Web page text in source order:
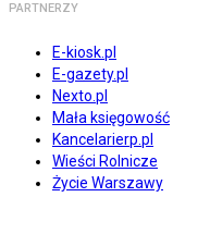
PARTNERZY
E-kiosk.pl
E-gazety.pl
Nexto.pl
Mała księgowość
Kancelarierp.pl
Wieści Rolnicze
Życie Warszawy